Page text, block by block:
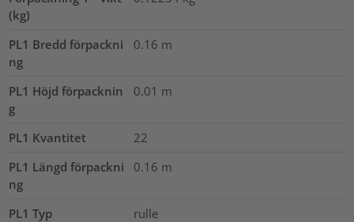
(kg)
PL1 Bredd förpackni
ng
0.16 m
PL1 Höjd förpacknin
g
0.01 m
PL1 Kvantitet
22
PL1 Längd förpackni
ng
0.16 m
PL1 Typ
rulle